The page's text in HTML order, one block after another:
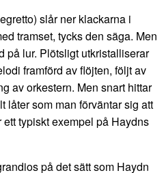
slår ner klackarna i
tramset, tycks den säga. Men
på lur. Plötsligt utkristalliserar
framförd av flöjten, följt av
av orkestern. Men snart hittar
låter som man förväntar sig att
typiskt exempel på Haydns
på det sätt som Haydn